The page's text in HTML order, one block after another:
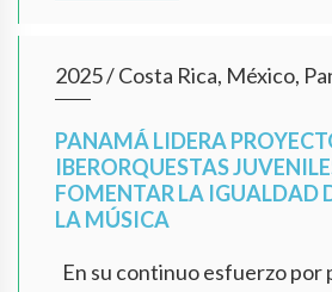
2025/Costa Rica, México,
PANAMÁ LIDERA
IBERORQUESTAS
FOMENTAR LA IGUALDAD
LA MÚSICA
En su continuo esfuerzo por